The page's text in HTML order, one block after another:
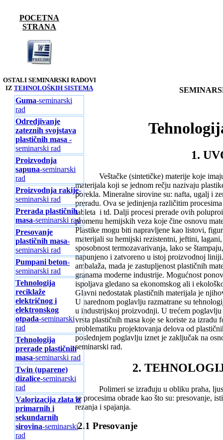
POCETNA
STRANA
OSTALI SEMINARSKI RADOVI
IZ TEHNOLOŠKIH SISTEMA
Guma-seminarski
rad
Odredjivanje
zateznih svojstava
plastičnih masa -
seminarski rad
Proizvodnja
sapuna-seminarski
rad
Proizvodnja rakije-
seminarski rad
Prerada plastičnih
masa-seminarski rad
Presovanje
plastičnih masa-
seminarski rad
Pumpani beton-
seminarski rad
Tehnologija
reciklaže
električnog i
elektronskog
otpada-seminarski
rad
Tehnologija
prerade plastičnih
masa-seminarski rad
Twin (uparene)
dizalice-seminarski
rad
Valorizacija zlata iz
primarnih i
sekundarnih
sirovina-seminarski
rad
1.
Veštačke (sintetičke) materije koje
materijala koji se jednom rečju nazivaju
porekla. Mineralne sirovine su: nafta, ugalj i
preradu. Ova se jedinjenja različitim
tableta i td. Dalji procesi prerade ovih
promenu hemijskih veza koje čine osnovu
Plastike mogu biti napravljene kao listovi,
materijali su hemijski rezistentni, jeftini,
sposobnost termozavarivanja, lako se
napunjeno i zatvoreno u istoj proizvodnoj
ambalaža, mada je zastupljenost plastičnih
granama moderne industrije. Mogućnost
ispoljava gledano sa ekonomskog ali i
Glavni nedostatak plastičnih materijala je
U narednom poglavlju razmatrane su
u industrijskoj proizvodnji. U trećem poglavlju
vrsta plastičnih masa koje se koriste za izradu
problematiku projektovanja delova od
poslednjem poglavlju iznet je zaključak na
seminarski rad.
2.
Polimeri se izrađuju u obliku praha,
se procesima obrade kao što su: presovanje,
rezanja i spajanja.
2.1 Presovanje